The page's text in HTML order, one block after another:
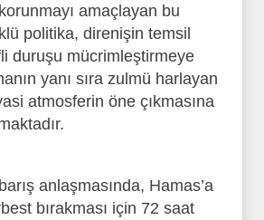
amaçlayan bu
politika, direnişin temsil
duruşu mücrimleştirmeye
yanı sıra zulmü harlayan
atmosferin öne çıkmasına
anlaşmasında, Hamas’a
bırakması için 72 saat